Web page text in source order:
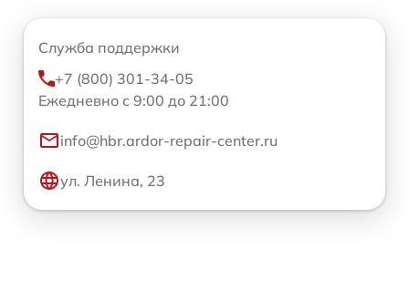
Служба поддержки
+7 (800) 301-34-05
Ежедневно с 9:00 до 21:00
info@hbr.ardor-repair-center.ru
ул. Ленина, 23